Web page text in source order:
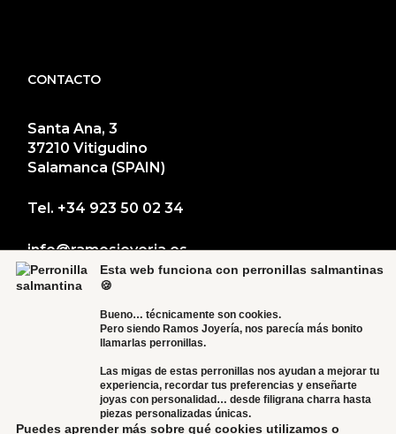
CONTACTO
Santa Ana, 3
37210 Vitigudino
Salamanca (SPAIN)
Tel. +34 923 50 02 34
info@ramosjoyeria.es
Esta web funciona con perronillas salmantinas
🍪
Bueno… técnicamente son cookies.
Pero siendo Ramos Joyería, nos parecía más bonito
llamarlas perronillas.
Las migas de estas perronillas nos ayudan a mejorar tu
experiencia, recordar tus preferencias y enseñarte
joyas con personalidad… desde filigrana charra hasta
piezas personalizadas únicas.
Puedes aprender más sobre qué cookies utilizamos o